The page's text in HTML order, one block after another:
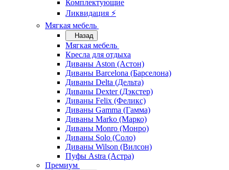
Комплектующие
Ликвидация ⚡
Мягкая мебель
Назад
Мягкая мебель
Кресла для отдыха
Диваны Aston (Астон)
Диваны Barcelona (Барселона)
Диваны Delta (Дельта)
Диваны Dexter (Дэкстер)
Диваны Felix (Феликс)
Диваны Gamma (Гамма)
Диваны Marko (Марко)
Диваны Monro (Монро)
Диваны Solo (Соло)
Диваны Wilson (Вилсон)
Пуфы Astra (Астра)
Премиум